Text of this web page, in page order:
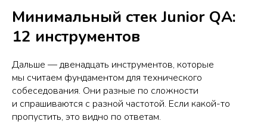
Минимальный стек Junior QA:
12 инструментов
Дальше — двенадцать инструментов, которые
мы считаем фундаментом для технического
собеседования. Они разные по сложности
и спрашиваются с разной частотой. Если какой-то
пропустить, это видно по ответам.